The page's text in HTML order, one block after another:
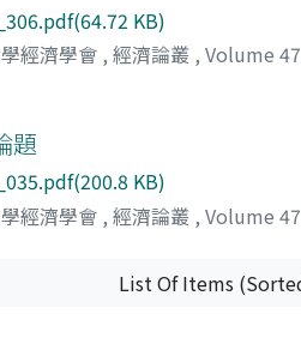
KB)
經濟學會 , 經濟論叢 , Volume 47
題
KB)
經濟學會 , 經濟論叢 , Volume 47
List Of Items